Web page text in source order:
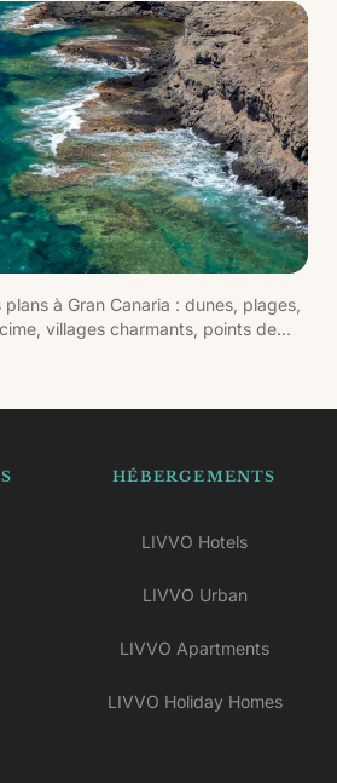
à Gran Canaria : dunes, plages,
villages charmants, points de
HÉBERGEMENTS
LIVVO Hotels
LIVVO Urban
LIVVO Apartments
LIVVO Holiday Homes